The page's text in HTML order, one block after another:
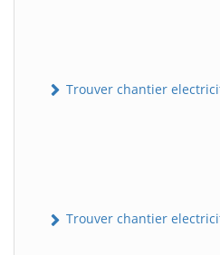
Trouver chantier
Trouver chantier